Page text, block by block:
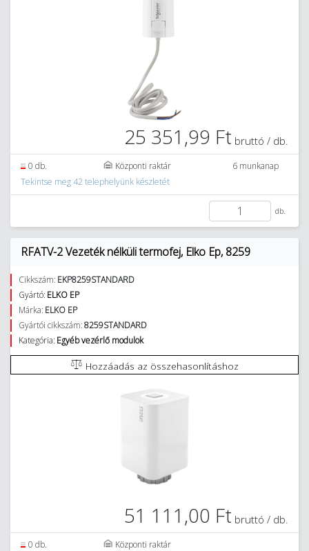
25 351,99 Ft bruttó / db.
0 db. Központi raktár
6 munkanap
Tekintse meg 42 telephelyünk készletét
db.
RFATV-2 Vezeték nélküli termofej, Elko Ep, 8259
Cikkszám: EKP8259STANDARD
Gyártó: ELKO EP
Márka: ELKO EP
Gyártói cikkszám:8259STANDARD
Kategória: Egyéb vezérlő modulok
Hozzáadás az összehasonlításhoz
51 111,00 Ft bruttó / db.
0 db.
Központi raktár